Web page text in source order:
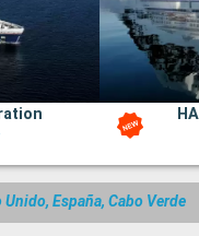
España, Cabo Verde